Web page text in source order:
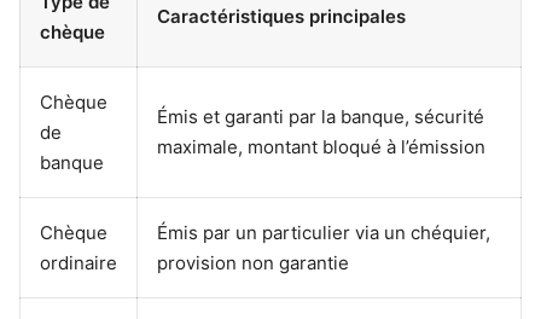
chèque
Caractéristiques principales
Chèque
de
banque
Émis et garanti par la banque, sécurité
maximale, montant bloqué à l’émission
Chèque
ordinaire
Émis par un particulier via un chéquier,
provision non garantie